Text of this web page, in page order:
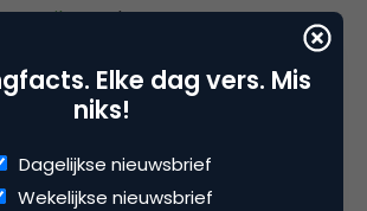
. In deze
kunnen gebruikers in twee
bellen.
Elke dag vers. Mis
niks!
Dagelijkse nieuwsbrief
Wekelijkse nieuwsbrief